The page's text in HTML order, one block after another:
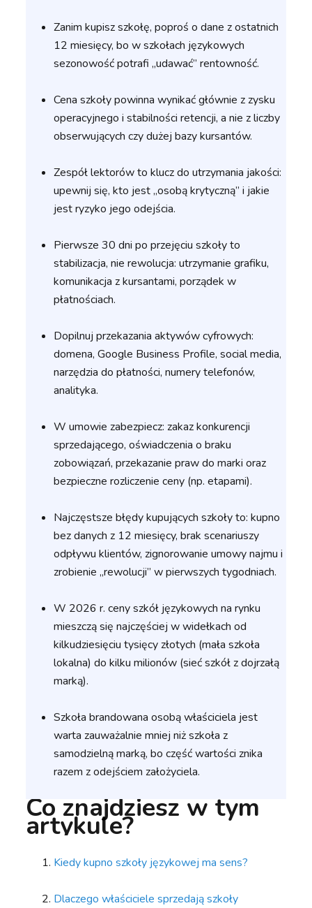
Zanim kupisz szkołę, poproś o dane z ostatnich
12 miesięcy, bo w szkołach językowych
sezonowość potrafi „udawać” rentowność.
Cena szkoły powinna wynikać głównie z zysku
operacyjnego i stabilności retencji, a nie z liczby
obserwujących czy dużej bazy kursantów.
Zespół lektorów to klucz do utrzymania jakości:
upewnij się, kto jest „osobą krytyczną” i jakie
jest ryzyko jego odejścia.
Pierwsze 30 dni po przejęciu szkoły to
stabilizacja, nie rewolucja: utrzymanie grafiku,
komunikacja z kursantami, porządek w
płatnościach.
Dopilnuj przekazania aktywów cyfrowych:
domena, Google Business Profile, social media,
narzędzia do płatności, numery telefonów,
analityka.
W umowie zabezpiecz: zakaz konkurencji
sprzedającego, oświadczenia o braku
zobowiązań, przekazanie praw do marki oraz
bezpieczne rozliczenie ceny (np. etapami).
Najczęstsze błędy kupujących szkoły to: kupno
bez danych z 12 miesięcy, brak scenariuszy
odpływu klientów, zignorowanie umowy najmu i
zrobienie „rewolucji” w pierwszych tygodniach.
W 2026 r. ceny szkół językowych na rynku
mieszczą się najczęściej w widełkach od
kilkudziesięciu tysięcy złotych (mała szkoła
lokalna) do kilku milionów (sieć szkół z dojrzałą
marką).
Szkoła brandowana osobą właściciela jest
warta zauważalnie mniej niż szkoła z
samodzielną marką, bo część wartości znika
razem z odejściem założyciela.
Co znajdziesz w tym
artykule?
Kiedy kupno szkoły językowej ma sens?
Dlaczego właściciele sprzedają szkoły